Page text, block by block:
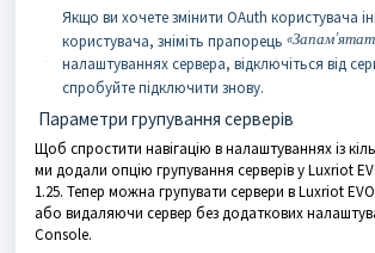
Якщо ви хочете змінити OAuth користувача
користувача, зніміть прапорець
налаштуваннях сервера, відключіться від
спробуйте підключити знову.
Параметри групування серверів
Щоб спростити навігацію в налаштуваннях із
ми додали опцію групування серверів у Luxriot
1.25. Тепер можна групувати сервери в Luxriot
або видаляючи сервер без додаткових
Console.